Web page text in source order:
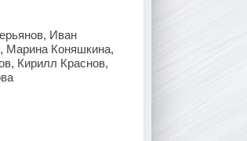
Иван
Марина Коняшкина,
Кирилл Краснов,